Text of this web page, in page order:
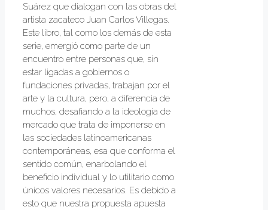
Suárez que dialogan con las obras del
artista zacateco Juan Carlos Villegas.
Este libro, tal como los demás de esta
serie, emergió como parte de un
encuentro entre personas que, sin
estar ligadas a gobiernos o
fundaciones privadas, trabajan por el
arte y la cultura, pero, a diferencia de
muchos, desafiando a la ideología de
mercado que trata de imponerse en
las sociedades latinoamericanas
contemporáneas, esa que conforma el
sentido común, enarbolando el
beneficio individual y lo utilitario como
únicos valores necesarios. Es debido a
esto que nuestra propuesta apuesta